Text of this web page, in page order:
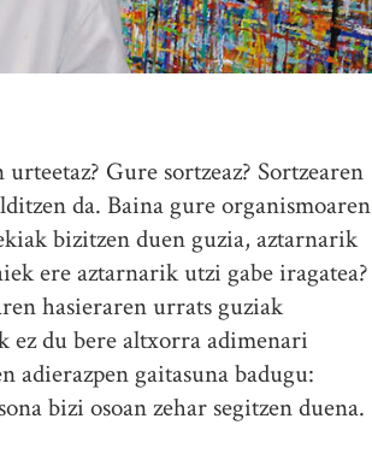
Gure sortzeaz? Sortzearen
da. Baina gure organismoaren
bizitzen duen guzia, aztarnarik
ere aztarnarik utzi gabe iragatea?
hasieraren urrats guziak
du bere altxorra adimenari
adierazpen gaitasuna badugu:
bizi osoan zehar segitzen duena.